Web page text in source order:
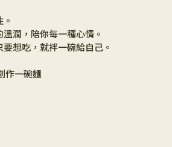
潤，陪你每一種心情。
想吃，就拌一碗給自己。
作一碗麵